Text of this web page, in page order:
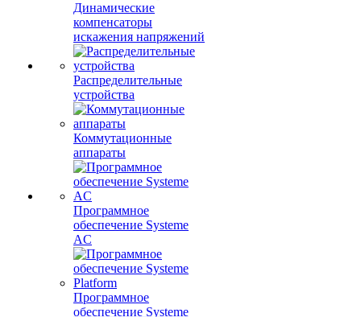
Динамические
компенсаторы
искажения напряжений
Распределительные
устройства
Коммутационные
аппараты
Программное
обеспечение Systeme
AC
Программное
обеспечение Systeme